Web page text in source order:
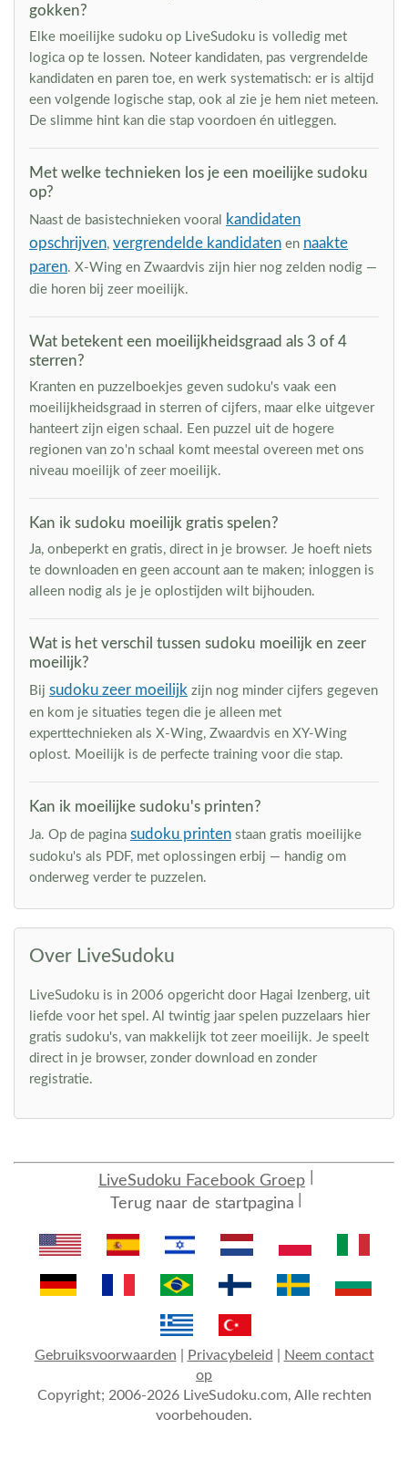
gokken?
Elke moeilijke sudoku op LiveSudoku is volledig met
logica op te lossen. Noteer kandidaten, pas vergrendelde
kandidaten en paren toe, en werk systematisch: er is altijd
een volgende logische stap, ook al zie je hem niet meteen.
De slimme hint kan die stap voordoen én uitleggen.
Met welke technieken los je een moeilijke sudoku
op?
Naast de basistechnieken vooral
kandidaten
opschrijven, vergrendelde kandidaten en naakte
paren. X-Wing en Zwaardvis zijn hier nog zelden nodig —
die horen bij zeer moeilijk.
Wat betekent een moeilijkheidsgraad als 3 of 4
sterren?
Kranten en puzzelboekjes geven sudoku's vaak een
moeilijkheidsgraad in sterren of cijfers, maar elke uitgever
hanteert zijn eigen schaal. Een puzzel uit de hogere
regionen van zo'n schaal komt meestal overeen met ons
niveau moeilijk of zeer moeilijk.
Kan ik sudoku moeilijk gratis spelen?
Ja, onbeperkt en gratis, direct in je browser. Je hoeft niets
te downloaden en geen account aan te maken; inloggen is
alleen nodig als je je oplostijden wilt bijhouden.
Wat is het verschil tussen sudoku moeilijk en zeer
moeilijk?
Bij sudoku zeer moeilijk zijn nog minder cijfers gegeven
en kom je situaties tegen die je alleen met
experttechnieken als X-Wing, Zwaardvis en XY-Wing
oplost. Moeilijk is de perfecte training voor die stap.
Kan ik moeilijke sudoku's printen?
Ja. Op de pagina sudoku printen staan gratis moeilijke
sudoku's als PDF, met oplossingen erbij — handig om
onderweg verder te puzzelen.
Over LiveSudoku
LiveSudoku is in 2006 opgericht door Hagai Izenberg, uit
liefde voor het spel. Al twintig jaar spelen puzzelaars hier
gratis sudoku's, van makkelijk tot zeer moeilijk. Je speelt
direct in je browser, zonder download en zonder
registratie.
LiveSudoku Facebook Groep
Terug naar de startpagina
Gebruiksvoorwaarden Privacybeleid
Neem contact
op
Copyright; 2006-2026 LiveSudoku.com, Alle rechten
voorbehouden.